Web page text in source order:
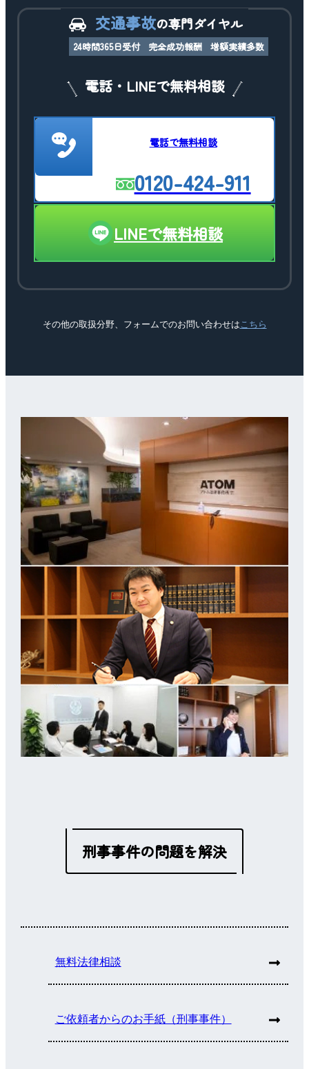
交通事故の専門ダイヤル
24時間365日受付 完全成功報酬 増額実績多数
電話・LINEで無料相談
電話で無料相談
0120-424-911
LINEで無料相談
その他の取扱分野、フォームでのお問い合わせは こちら
刑事事件の問題を解決
無料法律相談
ご依頼者からのお手紙（刑事事件）